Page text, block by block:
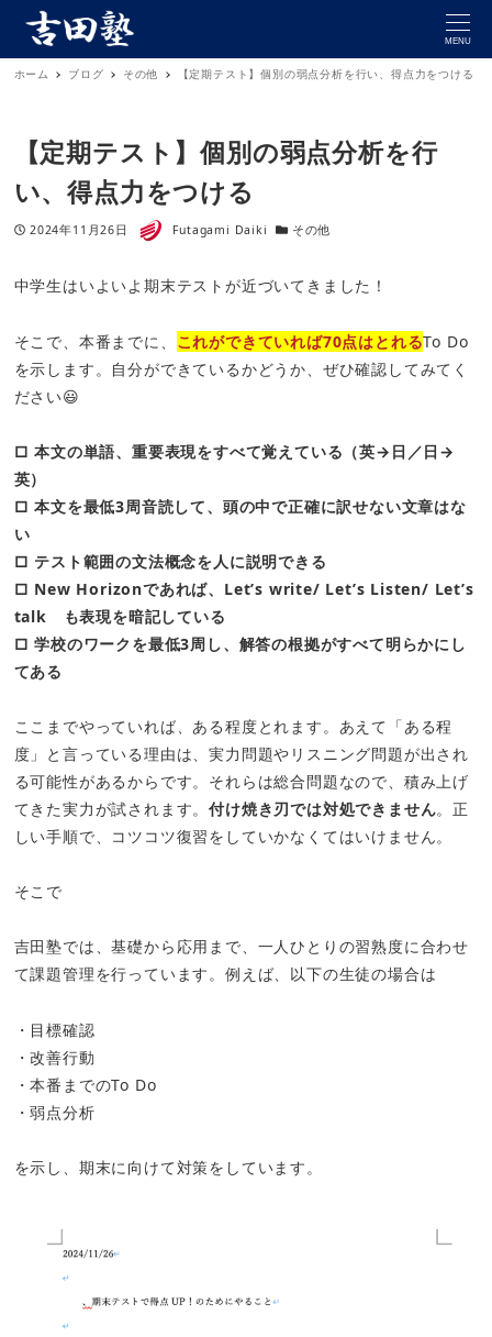
MENU
ホーム ブログ その他 【定期テスト】個別の弱点分析を行い、得点力をつける
【定期テスト】個別の弱点分析を行
い、得点力をつける
投稿日
2024年11月26日 著者 Futagami Daiki カテゴリー
その他
中学生はいよいよ期末テストが近づいてきました！
そこで、本番までに、 これができていれば70点はとれるTo Do
を示します。自分ができているかどうか、ぜひ確認してみてく
ださい😃
□ 本文の単語、重要表現をすべて覚えている（英→日／日→
英）
□ 本文を最低3周音読して、頭の中で正確に訳せない文章はな
い
□ テスト範囲の文法概念を人に説明できる
□ New Horizonであれば、Let’s write/ Let’s Listen/ Let’s
talk も表現を暗記している
□ 学校のワークを最低3周し、解答の根拠がすべて明らかにし
てある
ここまでやっていれば、ある程度とれます。あえて「ある程
度」と言っている理由は、実力問題やリスニング問題が出され
る可能性があるからです。それらは総合問題なので、積み上げ
てきた実力が試されます。付け焼き刃では対処できません。正
しい手順で、コツコツ復習をしていかなくてはいけません。
そこで
吉田塾では、基礎から応用まで、一人ひとりの習熟度に合わせ
て課題管理を行っています。例えば、以下の生徒の場合は
・目標確認
・改善行動
・本番までのTo Do
・弱点分析
を示し、期末に向けて対策をしています。